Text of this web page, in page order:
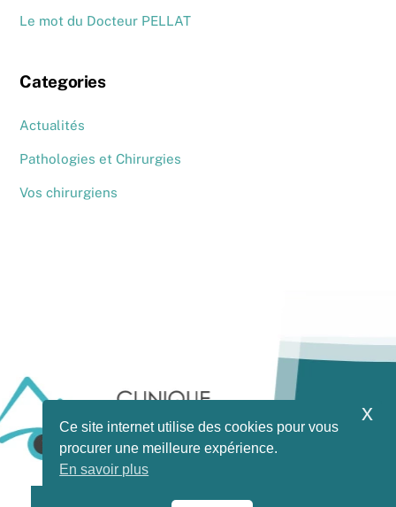
Le mot du Docteur PELLAT
Categories
Actualités
Pathologies et Chirurgies
Vos chirurgiens
Ce site internet utilise des cookies pour vous
procurer une meilleure expérience.
En savoir plus
x